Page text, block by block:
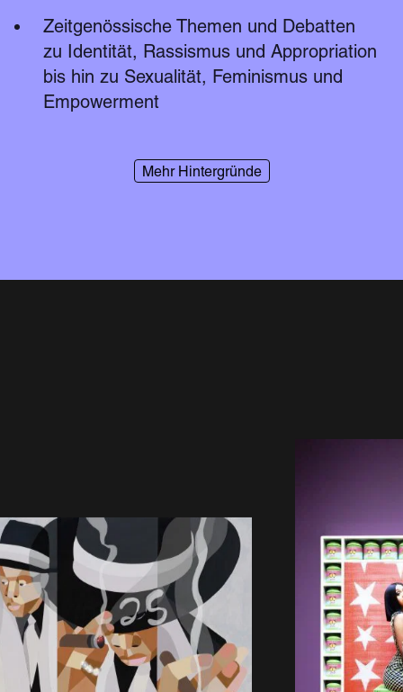
Zeitgenössische Themen und Debatten
zu Identität, Rassismus und Appropriation
bis hin zu Sexualität, Feminismus und
Empowerment
Mehr Hintergründe